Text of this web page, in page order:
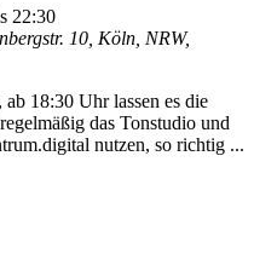
22:30
10, Köln, NRW,
18:30 Uhr lassen es die
das Tonstudio und
nutzen, so richtig ...